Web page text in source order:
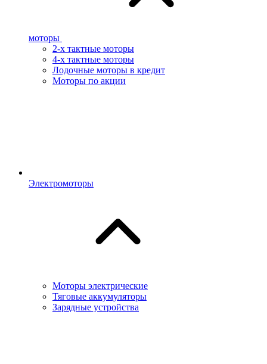
моторы
2-х тактные моторы
4-х тактные моторы
Лодочные моторы в кредит
Моторы по акции
Электромоторы
Моторы электрические
Тяговые аккумуляторы
Зарядные устройства